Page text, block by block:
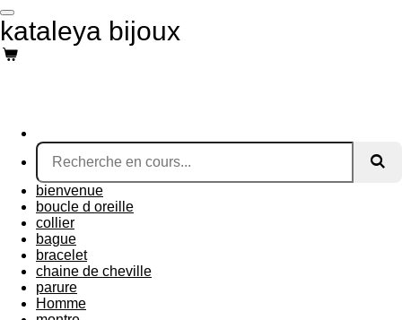
Passer
au
contenu
principal
kataleya bijoux
bienvenue
boucle d oreille
collier
bague
bracelet
chaine de cheville
parure
Homme